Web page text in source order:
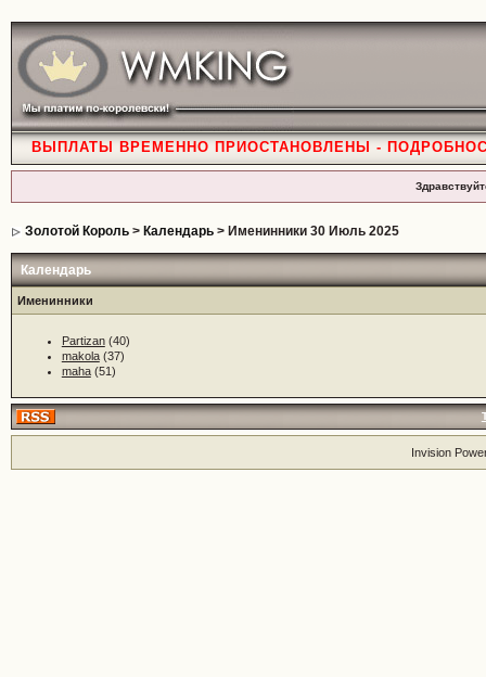
ВЫПЛАТЫ ВРЕМЕННО ПРИОСТАНОВЛЕНЫ -
Золотой Король> Календарь> Именинники 30 Июль 2025
Календарь
Именинники
Partizan(40)
makola(37)
maha(51)
Invision